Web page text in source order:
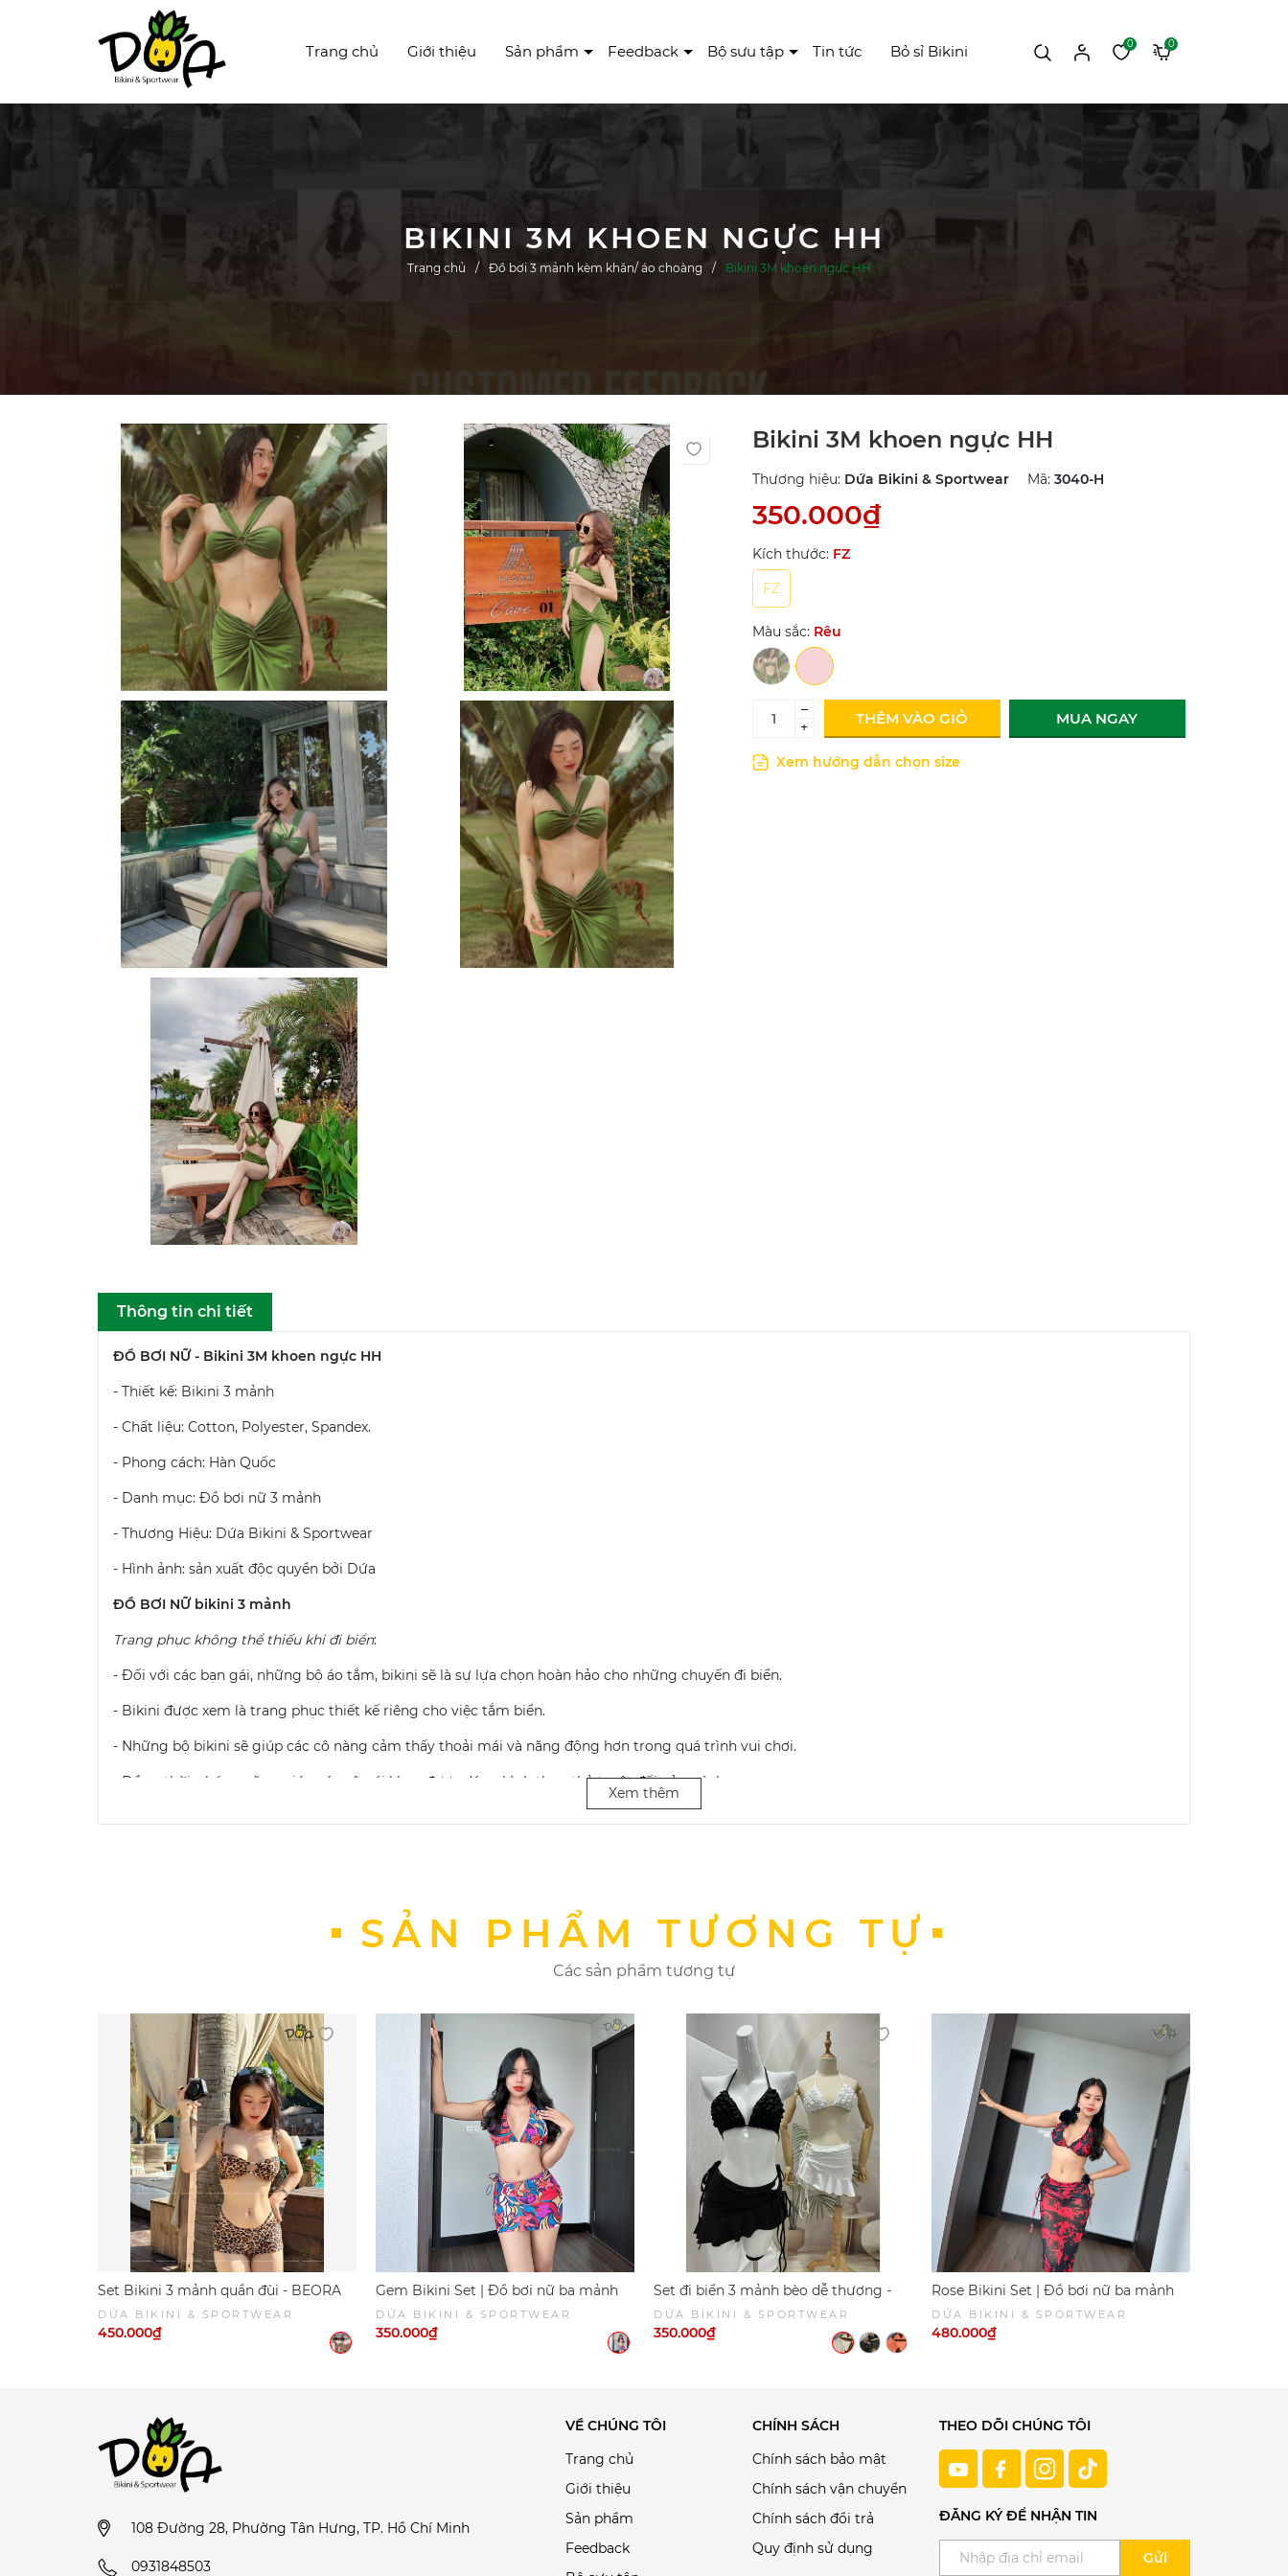
Trang chủ Giới thiệu Sản phẩm Feedback Bộ sưu tập Tin tức Bỏ sỉ Bikini 0 0
BIKINI 3M KHOEN NGỰC HH
Trang chủ Đồ bơi 3 mảnh kèm khăn/ áo choàng Bikini 3M khoen ngực HH
Bikini 3M khoen ngực HH
Thương hiệu: Dứa Bikini & Sportwear Mã: 3040-H
350.000₫
Kích thước: FZ
FZ
Màu sắc: Rêu
–
+
THÊM VÀO GIỎ MUA NGAY
Xem hướng dẫn chọn size
Thông tin chi tiết
ĐỒ BƠI NỮ - Bikini 3M khoen ngực HH
- Thiết kế: Bikini 3 mảnh
- Chất liệu: Cotton, Polyester, Spandex.
- Phong cách: Hàn Quốc
- Danh mục: Đồ bơi nữ 3 mảnh
- Thương Hiệu: Dứa Bikini & Sportwear
- Hình ảnh: sản xuất độc quyền bởi Dứa
ĐỒ BƠI NỮ bikini 3 mảnh
Trang phục không thể thiếu khi đi biển:
- Đối với các bạn gái, những bộ áo tắm, bikini sẽ là sự lựa chọn hoàn hảo cho những chuyến đi biển.
- Bikini được xem là trang phục thiết kế riêng cho việc tắm biển.
- Những bộ bikini sẽ giúp các cô nàng cảm thấy thoải mái và năng động hơn trong quá trình vui chơi.
- Đồng thời, chúng cũng giúp các cô gái khoe được dáng hình thon thả tuyệt đối của mình.
Không dùng xà phòng có chất tẩy cao
Không phơi quần áo bơi trực tiếp dưới ánh nắng mặt trời
Xả đầy nước lạnh vào bồn, thêm vào đó một muỗng bột giặt ít chất tẩy hoặc giấm trắng.
Ngâm trong vòng ba mươi phút và giũ sạch với nước lạnh.
Vắt khô bằng cách nhẹ nhàng cuốn đồ bikini của bạn vào một chiếc khăn tắm sạch, ấn nhẹ để loại bỏ lượng nước thừa. Việc vắt đồ bơi bằng tay theo
cách thông thường chính là một trong các nguyên nhân khiến quần áo bơi của bạn nhanh giãn và hỏng.
Khi đã ép nước xong, hãy trải phẳng để quần áo tự khô.
CÁCH CHỌN SIZE ĐỒ BƠI
Xem thêm
SẢN PHẨM TƯƠNG TỰ
Các sản phẩm tương tự
Set Bikini 3 mảnh quần đùi - BEORA
BIKINI | DỨA BIKINI & SPORTWEAR
DỨA BIKINI & SPORTWEAR
450.000₫
Gem Bikini Set | Đồ bơi nữ ba mảnh
cùng chân váy ngắn sexy | DỨA BIKINI
& SPORTWEAR
DỨA BIKINI & SPORTWEAR
350.000₫
Set đi biển 3 mảnh bèo dễ thương -
LIA BIKINI SET
DỨA BIKINI & SPORTWEAR
350.000₫
Rose Bikini Set | Đồ bơi nữ ba mảnh
họa tiết hoa hồng quyến rũ cùng chân
váy dài lưới dây rút | Dứa Bikini &
Sportwear
DỨA BIKINI & SPORTWEAR
480.000₫
108 Đường 28, Phường Tân Hưng, TP. Hồ Chí Minh
0931848503
VỀ CHÚNG TÔI
Trang chủ
Giới thiệu
Sản phẩm
Feedback
CHÍNH SÁCH
Chính sách bảo mật
Chính sách vận chuyển
Chính sách đổi trả
Quy định sử dụng
THEO DÕI CHÚNG TÔI
ĐĂNG KÝ ĐỂ NHẬN TIN
Gửi